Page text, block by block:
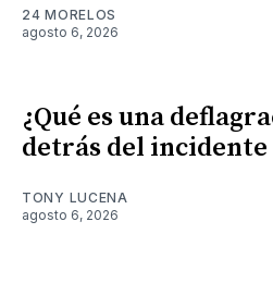
24 MORELOS
agosto 6, 2026
¿Qué es una
detrás del incidente
TONY LUCENA
agosto 6, 2026